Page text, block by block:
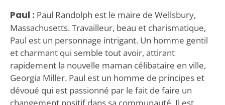
Paul : Paul Randolph est le maire de Wellsbury,
Massachusetts. Travailleur, beau et charismatique,
Paul est un personnage intrigant. Un homme gentil
et charmant qui semble tout avoir, attirant
rapidement la nouvelle maman célibataire en ville,
Georgia Miller. Paul est un homme de principes et
dévoué qui est passionné par le fait de faire un
changement positif dans sa communauté. Il est